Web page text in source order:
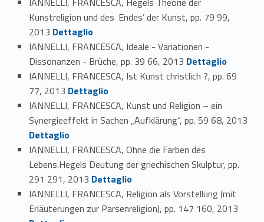
Kunstreligion und des ‚Endes’ der Kunst, pp. 79 99,
2013 Link identifier #identifier_person_157025-158
Dettaglio
IANNELLI, FRANCESCA, Ideale - Variationen -
Dissonanzen - Brüche, pp. 39 66, 2013 Link identifier #identifier_person_37013-159
Dettaglio
IANNELLI, FRANCESCA, Ist Kunst christlich ?, pp. 69
77, 2013 Link identifier #identifier_person_162123-160
Dettaglio
IANNELLI, FRANCESCA, Kunst und Religion – ein
Synergieeffekt in Sachen „Aufklärung“, pp. 59 68, 2013
Link identifier #identifier_person_119601-161
Dettaglio
IANNELLI, FRANCESCA, Ohne die Farben des
Lebens.Hegels Deutung der griechischen Skulptur, pp.
291 291, 2013 Link identifier #identifier_person_133843-162
Dettaglio
IANNELLI, FRANCESCA, Religion als Vorstellung (mit
Erläuterungen zur Parsenreligion), pp. 147 160, 2013